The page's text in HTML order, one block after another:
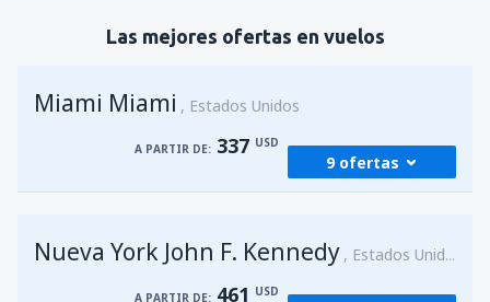
Las mejores ofertas en vuelos
Miami Miami Estados Unidos
A PARTIR DE: 337 USD
9 ofertas
A PARTIR DE: 339USD
Nueva York John F. Kennedy Estados Unidos
A PARTIR DE: 461 USD